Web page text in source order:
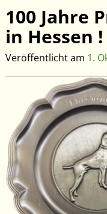
100 Jahre
in Hessen !
Veröffentlicht am 1.